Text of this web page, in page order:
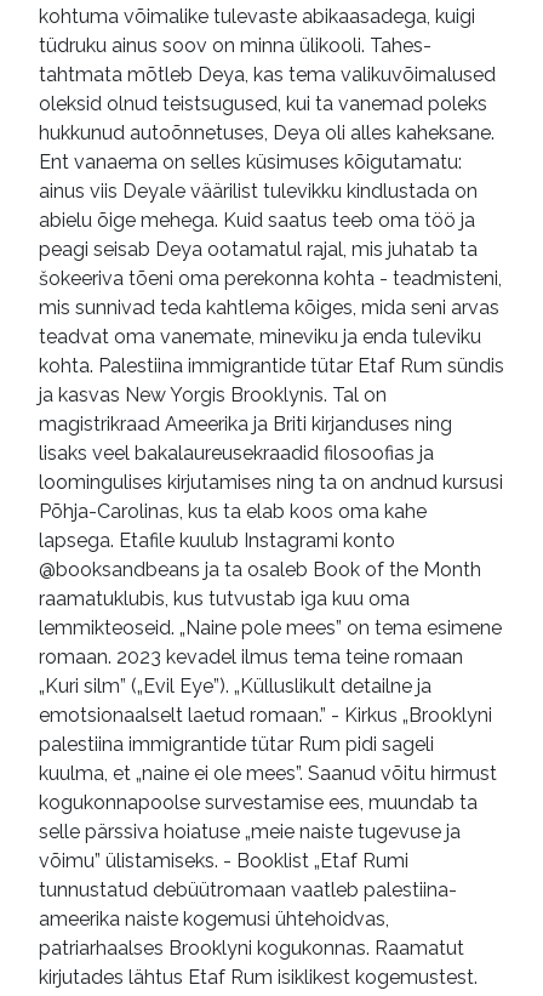
kohtuma võimalike tulevaste abikaasadega, kuigi
tüdruku ainus soov on minna ülikooli. Tahes-
tahtmata mõtleb Deya, kas tema valikuvõimalused
oleksid olnud teistsugused, kui ta vanemad poleks
hukkunud autoõnnetuses, Deya oli alles kaheksane.
Ent vanaema on selles küsimuses kõigutamatu:
ainus viis Deyale väärilist tulevikku kindlustada on
abielu õige mehega. Kuid saatus teeb oma töö ja
peagi seisab Deya ootamatul rajal, mis juhatab ta
šokeeriva tõeni oma perekonna kohta - teadmisteni,
mis sunnivad teda kahtlema kõiges, mida seni arvas
teadvat oma vanemate, mineviku ja enda tuleviku
kohta. Palestiina immigrantide tütar Etaf Rum sündis
ja kasvas New Yorgis Brooklynis. Tal on
magistrikraad Ameerika ja Briti kirjanduses ning
lisaks veel bakalaureusekraadid filosoofias ja
loomingulises kirjutamises ning ta on andnud kursusi
Põhja-Carolinas, kus ta elab koos oma kahe
lapsega. Etafile kuulub Instagrami konto
@booksandbeans ja ta osaleb Book of the Month
raamatuklubis, kus tutvustab iga kuu oma
lemmikteoseid. „Naine pole mees” on tema esimene
romaan. 2023 kevadel ilmus tema teine romaan
„Kuri silm” („Evil Eye”). „Külluslikult detailne ja
emotsionaalselt laetud romaan.” - Kirkus „Brooklyni
palestiina immigrantide tütar Rum pidi sageli
kuulma, et „naine ei ole mees”. Saanud võitu hirmust
kogukonnapoolse survestamise ees, muundab ta
selle pärssiva hoiatuse „meie naiste tugevuse ja
võimu” ülistamiseks. - Booklist „Etaf Rumi
tunnustatud debüütromaan vaatleb palestiina-
ameerika naiste kogemusi ühtehoidvas,
patriarhaalses Brooklyni kogukonnas. Raamatut
kirjutades lähtus Etaf Rum isiklikest kogemustest.